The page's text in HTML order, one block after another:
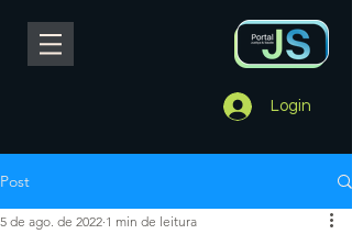
Login
Post
5 de ago. de 2022 1 min de leitura